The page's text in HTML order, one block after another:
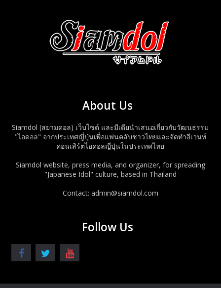
About Us
Siamdol (สยามดอล) เว็บไซต์ และมีเดียนำเสนอเกี่ยวกับวัฒนธรรม
"ไอดอล" จากประเทศญี่ปุ่นเพื่อแฟนคลับชาวไทยและจัดทำอีเวนท์
คอนเสิร์ตไอดอลญี่ปุ่นในประเทศไทย
Siamdol website, press media, and organizer, for spreading
"Japanese Idol" culture, based in Thailand
Contact: admin@siamdol.com
Follow Us